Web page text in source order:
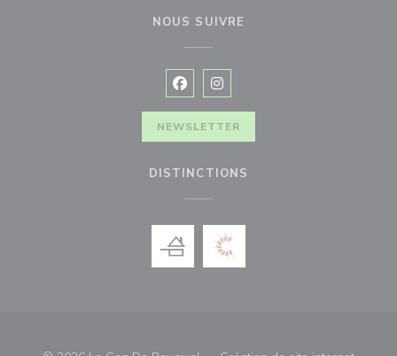
NOUS SUIVRE
Facebook ((ouvre une nouvelle
Instagram ((ouvre une
NEWSLETTER
DISTINCTIONS